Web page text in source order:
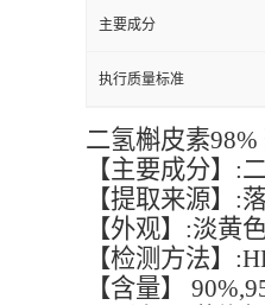
主要成分
执行质量标准
二氢槲皮素
【主要成分】:
【提取来源】:
【外观】:淡黄
【检测方法】
【含量】